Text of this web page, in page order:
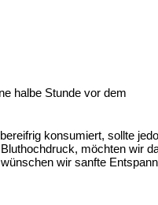
halbe Stunde vor dem
konsumiert, sollte
möchten wir
wir sanfte